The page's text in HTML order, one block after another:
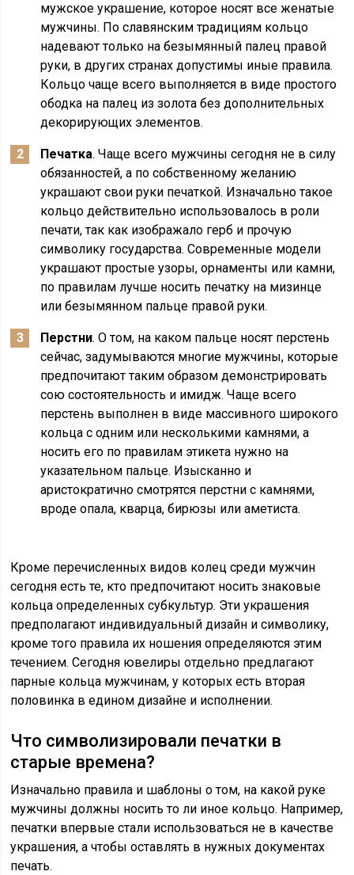
мужское украшение, которое носят все женатые
мужчины. По славянским традициям кольцо
надевают только на безымянный палец правой
руки, в других странах допустимы иные правила.
Кольцо чаще всего выполняется в виде простого
ободка на палец из золота без дополнительных
декорирующих элементов.
Печатка. Чаще всего мужчины сегодня не в силу
обязанностей, а по собственному желанию
украшают свои руки печаткой. Изначально такое
кольцо действительно использовалось в роли
печати, так как изображало герб и прочую
символику государства. Современные модели
украшают простые узоры, орнаменты или камни,
по правилам лучше носить печатку на мизинце
или безымянном пальце правой руки.
Перстни. О том, на каком пальце носят перстень
сейчас, задумываются многие мужчины, которые
предпочитают таким образом демонстрировать
сою состоятельность и имидж. Чаще всего
перстень выполнен в виде массивного широкого
кольца с одним или несколькими камнями, а
носить его по правилам этикета нужно на
указательном пальце. Изысканно и
аристократично смотрятся перстни с камнями,
вроде опала, кварца, бирюзы или аметиста.
Кроме перечисленных видов колец среди мужчин
сегодня есть те, кто предпочитают носить знаковые
кольца определенных субкультур. Эти украшения
предполагают индивидуальный дизайн и символику,
кроме того правила их ношения определяются этим
течением. Сегодня ювелиры отдельно предлагают
парные кольца мужчинам, у которых есть вторая
половинка в едином дизайне и исполнении.
Что символизировали печатки в
старые времена?
Изначально правила и шаблоны о том, на какой руке
мужчины должны носить то ли иное кольцо. Например,
печатки впервые стали использоваться не в качестве
украшения, а чтобы оставлять в нужных документах
печать.